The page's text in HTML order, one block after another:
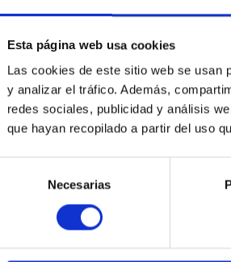
Esta página web usa cookies
Las cookies de este sitio web se usan
y analizar el tráfico. Además,
redes sociales, publicidad y análisis
que hayan recopilado a partir del uso
Necesarias
de la Financiación
Financiera
de segunda mano permite
mejora la accesibilidad, ya que
el uso de financiación te permite
de presupuesto inmediato. Esta
sin comprometer su situación
en el Pago
te permite distribuir el coste del
para adaptarse a tu
, asegurando que no
total, incluyendo intereses y